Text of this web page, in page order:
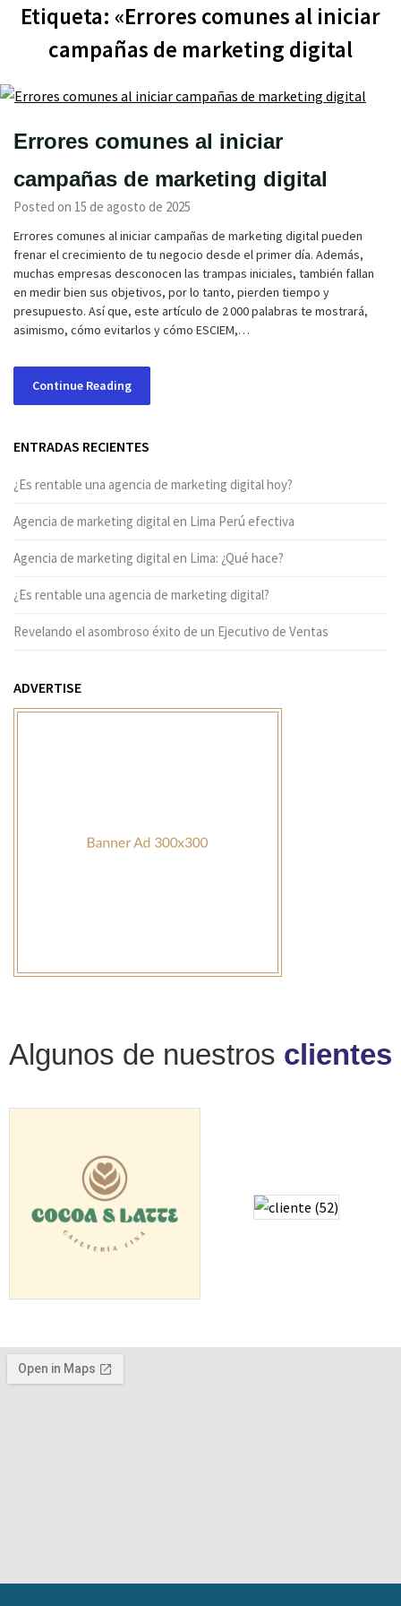
Etiqueta: «Errores comunes al iniciar
campañas de marketing digital
Errores comunes al iniciar
campañas de marketing digital
Posted on 15 de agosto de 2025
Errores comunes al iniciar campañas de marketing digital pueden
frenar el crecimiento de tu negocio desde el primer día. Además,
muchas empresas desconocen las trampas iniciales, también fallan
en medir bien sus objetivos, por lo tanto, pierden tiempo y
presupuesto. Así que, este artículo de 2 000 palabras te mostrará,
asimismo, cómo evitarlos y cómo ESCIEM,…
Continue Reading
ENTRADAS RECIENTES
¿Es rentable una agencia de marketing digital hoy?
Agencia de marketing digital en Lima Perú efectiva
Agencia de marketing digital en Lima: ¿Qué hace?
¿Es rentable una agencia de marketing digital?
Revelando el asombroso éxito de un Ejecutivo de Ventas
ADVERTISE
Algunos de nuestros clientes